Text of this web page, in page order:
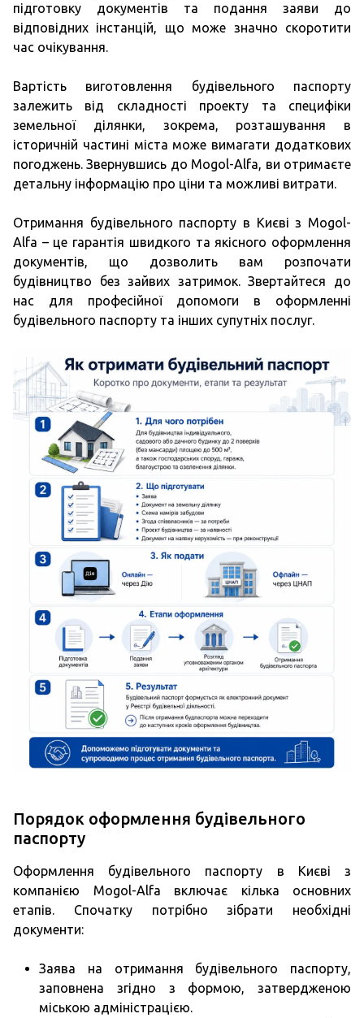
підготовку документів та подання заяви до
відповідних інстанцій, що може значно скоротити
час очікування.
Вартість виготовлення будівельного паспорту
залежить від складності проекту та специфіки
земельної ділянки, зокрема, розташування в
історичній частині міста може вимагати додаткових
погоджень. Звернувшись до Mogol-Alfa, ви отримаєте
детальну інформацію про ціни та можливі витрати.
Отримання будівельного паспорту в Києві з Mogol-
Alfa – це гарантія швидкого та якісного оформлення
документів, що дозволить вам розпочати
будівництво без зайвих затримок. Звертайтеся до
нас для професійної допомоги в оформленні
будівельного паспорту та інших супутніх послуг.
Порядок оформлення будівельного
паспорту
Оформлення будівельного паспорту в Києві з
компанією Mogol-Alfa включає кілька основних
етапів. Спочатку потрібно зібрати необхідні
документи:
Заява на отримання будівельного паспорту,
заповнена згідно з формою, затвердженою
міською адміністрацією.